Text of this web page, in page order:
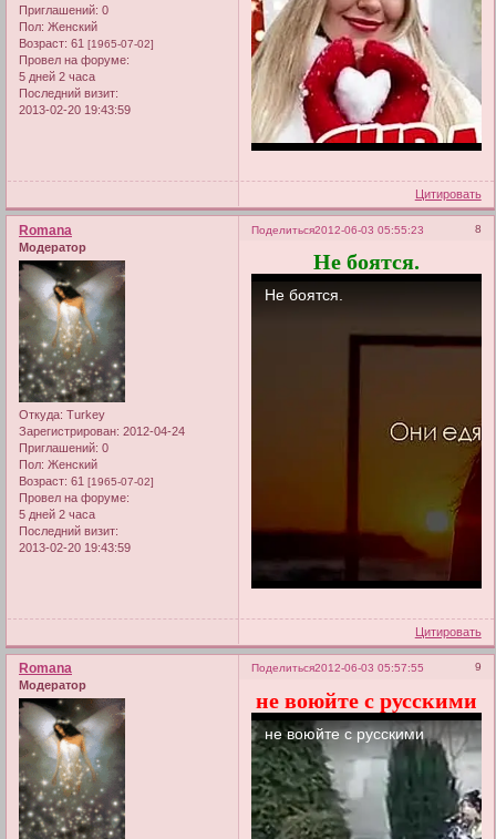
Приглашений: 0
Пол: Женский
Возраст: 61 [1965-07-02]
Провел на форуме:
5 дней 2 часа
Последний визит:
2013-02-20 19:43:59
Цитировать
Поделиться 8
2012-06-03 05:55:23
Romana
Модератор
Откуда: Turkey
Зарегистрирован: 2012-04-24
Приглашений: 0
Пол: Женский
Возраст: 61 [1965-07-02]
Провел на форуме:
5 дней 2 часа
Последний визит:
2013-02-20 19:43:59
Не боятся.
Цитировать
Поделиться 9
2012-06-03 05:57:55
Romana
Модератор
не воюйте с русскими